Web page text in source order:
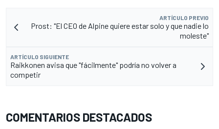
ARTÍCULO PREVIO
Prost: "El CEO de Alpine quiere estar solo y que nadie lo
moleste"
ARTÍCULO SIGUIENTE
Raikkonen avisa que "fácilmente" podría no volver a
competir
COMENTARIOS DESTACADOS